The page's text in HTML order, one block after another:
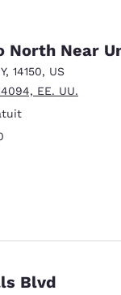
North Near
, 14150, US
EE. UU.
Blvd